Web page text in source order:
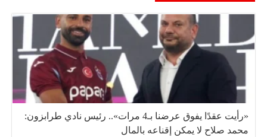
«رأيت عقدًا يفوق عرضنا بـ4 مرات».. رئيس نادي طرابزون:
محمد صلاح لا يمكن إقناعه بالمال